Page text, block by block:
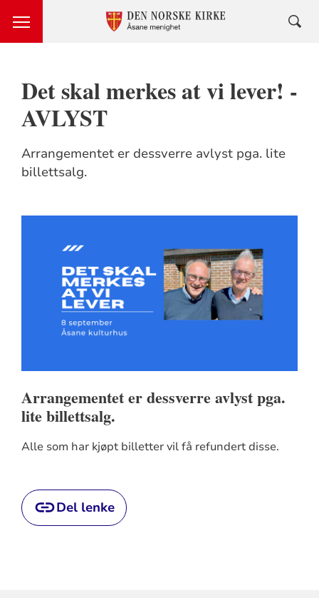
Det skal merkes at vi lever! -
AVLYST
Arrangementet er dessverre avlyst pga. lite
billettsalg.
Arrangementet er dessverre avlyst pga.
lite billettsalg.
Alle som har kjøpt billetter vil få refundert disse.
Del lenke